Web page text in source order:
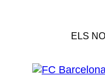
ELS